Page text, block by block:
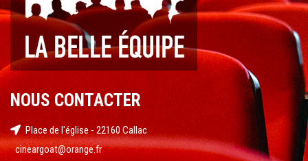
NOUS CONTACTER
Place de l'église - 22160 Callac
cineargoat@orange.fr